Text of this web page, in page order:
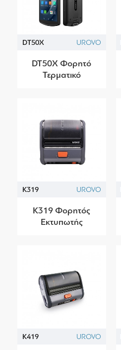
DT50X UROVO
DT50X Φορητό
Τερματικό
K319 UROVO
K319 Φορητός
Εκτυπωτής
K419 UROVO